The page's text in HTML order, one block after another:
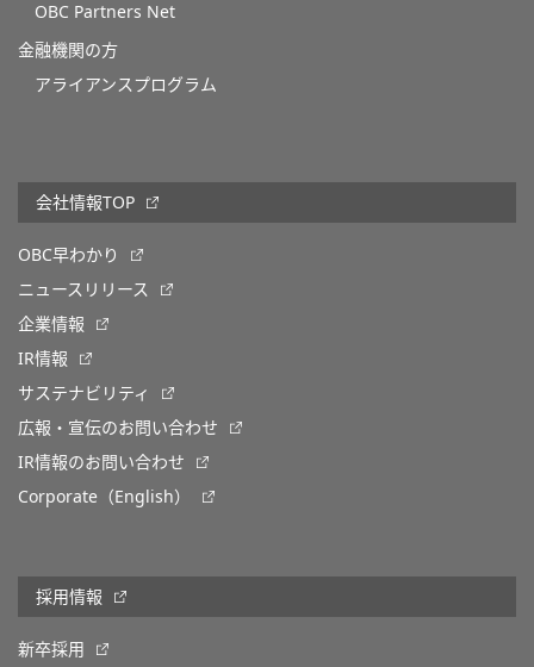
OBC Partners Net
金融機関の方
アライアンスプログラム
会社情報TOP
OBC早わかり
ニュースリリース
企業情報
IR情報
サステナビリティ
広報・宣伝のお問い合わせ
IR情報のお問い合わせ
Corporate（English）
採用情報
新卒採用